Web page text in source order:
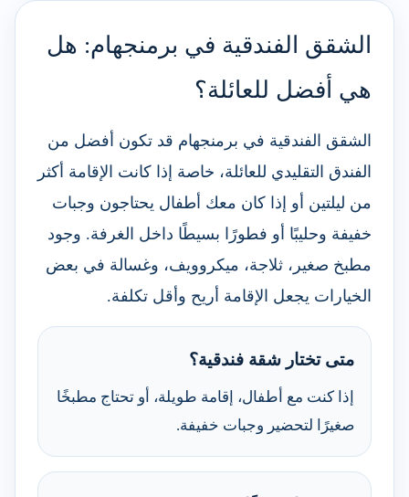
الشقق الفندقية في برمنجهام: هل
هي أفضل للعائلة؟
الشقق الفندقية في برمنجهام قد تكون أفضل من
الفندق التقليدي للعائلة، خاصة إذا كانت الإقامة أكثر
من ليلتين أو إذا كان معك أطفال يحتاجون وجبات
خفيفة وحليبًا أو فطورًا بسيطًا داخل الغرفة. وجود
مطبخ صغير، ثلاجة، ميكروويف، وغسالة في بعض
الخيارات يجعل الإقامة أريح وأقل تكلفة.
متى تختار شقة فندقية؟
إذا كنت مع أطفال، إقامة طويلة، أو تحتاج مطبخًا
صغيرًا لتحضير وجبات خفيفة.